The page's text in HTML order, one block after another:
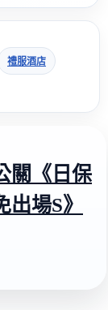
禮服酒店
關《日保
場S》